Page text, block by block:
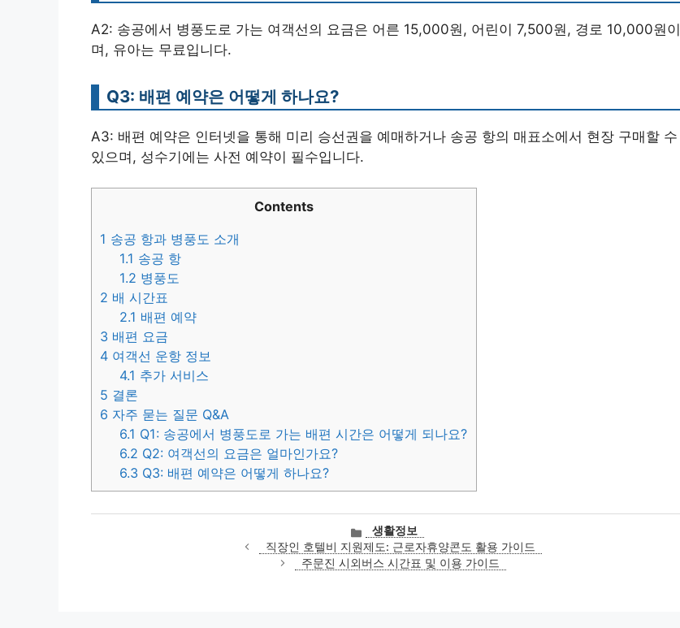
A2: 송공에서 병풍도로 가는 여객선의 요금은 어른 15,000원, 어린이 7,500원, 경로 10,000원이
며, 유아는 무료입니다.
Q3: 배편 예약은 어떻게 하나요?
A3: 배편 예약은 인터넷을 통해 미리 승선권을 예매하거나 송공 항의 매표소에서 현장 구매할 수
있으며, 성수기에는 사전 예약이 필수입니다.
Contents
1 송공 항과 병풍도 소개
1.1 송공 항
1.2 병풍도
2 배 시간표
2.1 배편 예약
3 배편 요금
4 여객선 운항 정보
4.1 추가 서비스
5 결론
6 자주 묻는 질문 Q&A
6.1 Q1: 송공에서 병풍도로 가는 배편 시간은 어떻게 되나요?
6.2 Q2: 여객선의 요금은 얼마인가요?
6.3 Q3: 배편 예약은 어떻게 하나요?
카
테
고
생활정보
직장인 호텔비 지원제도: 근로자휴양콘도 활용 가이드
주문진 시외버스 시간표 및 이용 가이드